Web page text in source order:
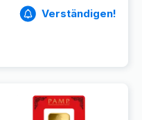
Verständigen!